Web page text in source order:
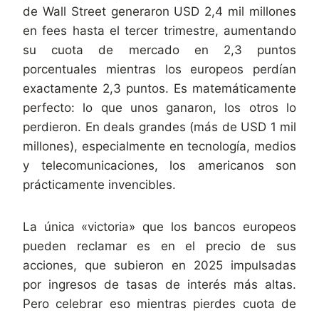
de Wall Street generaron USD 2,4 mil millones
en fees hasta el tercer trimestre, aumentando
su cuota de mercado en 2,3 puntos
porcentuales mientras los europeos perdían
exactamente 2,3 puntos. Es matemáticamente
perfecto: lo que unos ganaron, los otros lo
perdieron. En deals grandes (más de USD 1 mil
millones), especialmente en tecnología, medios
y telecomunicaciones, los americanos son
prácticamente invencibles.
La única «victoria» que los bancos europeos
pueden reclamar es en el precio de sus
acciones, que subieron en 2025 impulsadas
por ingresos de tasas de interés más altas.
Pero celebrar eso mientras pierdes cuota de